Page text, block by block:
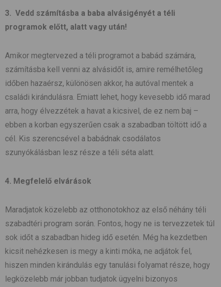
3. Vedd számításba a baba alvásigényét a téli
programok előtt, alatt vagy után!
Amikor megtervezed a téli programot a babád számára,
számításba kell venni az alvásidőt is, amire remélhetőleg
időben hazaérsz, különösen akkor, ha autóval mentek a
családi kirándulásra. Emiatt lehet, hogy kevesebb idő marad
arra, hogy élvezzétek a havat a kicsivel, de ez nem baj –
ebben a korban egyszerűen csak a szabadban töltött idő a
cél. Kis szerencsével a babádnak csodálatos
szunyókálásban lesz része a téli séta alatt.
4. Megfelelő elvárások
Maradjatok közelebb az otthonotokhoz az első néhány téli
szabadtéri program során. Fontos, hogy ne is tervezzetek túl
sok időt a szabadban hideg idő esetén. Még ha kezdetben
kicsit nehézkesen is megy a kinti móka, ne adjátok fel,
hiszen minden kirándulás egy tanulási folyamat része, hogy
legközelebb már jobban tudjatok ügyelni bizonyos